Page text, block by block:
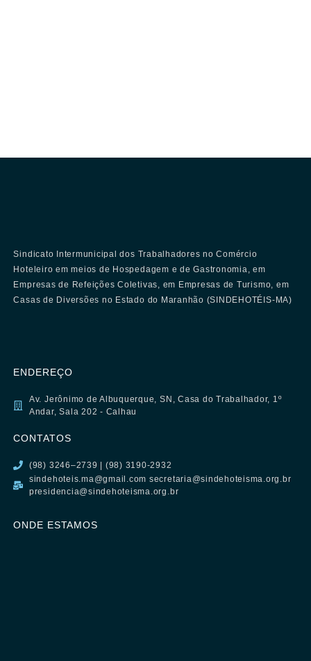
Sindicato Intermunicipal dos Trabalhadores no Comércio
Hoteleiro em meios de Hospedagem e de Gastronomia, em
Empresas de Refeições Coletivas, em Empresas de Turismo, em
Casas de Diversões no Estado do Maranhão (SINDEHOTÉIS-MA)
ENDEREÇO
Av. Jerônimo de Albuquerque, SN, Casa do Trabalhador, 1º
Andar, Sala 202 - Calhau
CONTATOS
(98) 3246–2739 | (98) 3190-2932
sindehoteis.ma@gmail.com secretaria@sindehoteisma.org.br
presidencia@sindehoteisma.org.br
ONDE ESTAMOS